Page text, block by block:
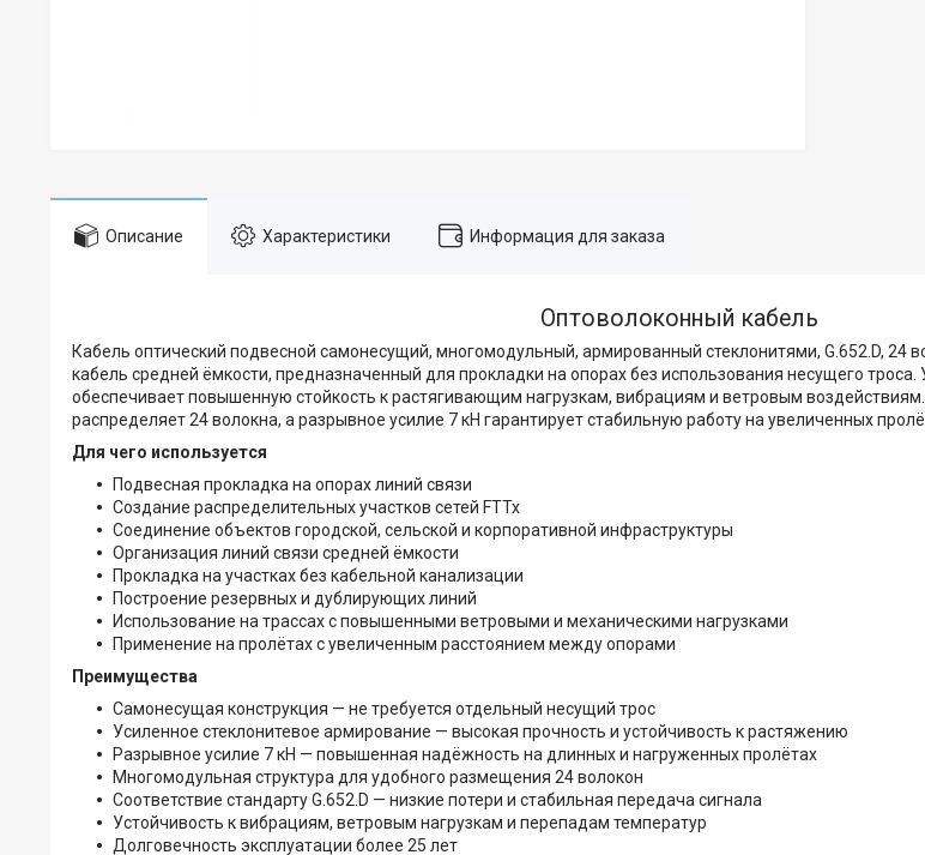
Описание Характеристики Информация для заказа
Оптоволоконный кабель
Кабель оптический подвесной самонесущий, многомодульный, армированный стеклонитями, G.652.D, 24
кабель средней ёмкости, предназначенный для прокладки на опорах без использования несущего троса.
обеспечивает повышенную стойкость к растягивающим нагрузкам, вибрациям и ветровым
распределяет 24 волокна, а разрывное усилие 7 кН гарантирует стабильную работу на увеличенных
Для чего используется
Подвесная прокладка на опорах линий связи
Создание распределительных участков сетей FTTx
Соединение объектов городской, сельской и корпоративной инфраструктуры
Организация линий связи средней ёмкости
Прокладка на участках без кабельной канализации
Построение резервных и дублирующих линий
Использование на трассах с повышенными ветровыми и механическими нагрузками
Применение на пролётах с увеличенным расстоянием между опорами
Преимущества
Самонесущая конструкция — не требуется отдельный несущий трос
Усиленное стеклонитевое армирование — высокая прочность и устойчивость к растяжению
Разрывное усилие 7 кН — повышенная надёжность на длинных и нагруженных пролётах
Многомодульная структура для удобного размещения 24 волокон
Соответствие стандарту G.652.D — низкие потери и стабильная передача сигнала
Устойчивость к вибрациям, ветровым нагрузкам и перепадам температур
Долговечность эксплуатации более 25 лет